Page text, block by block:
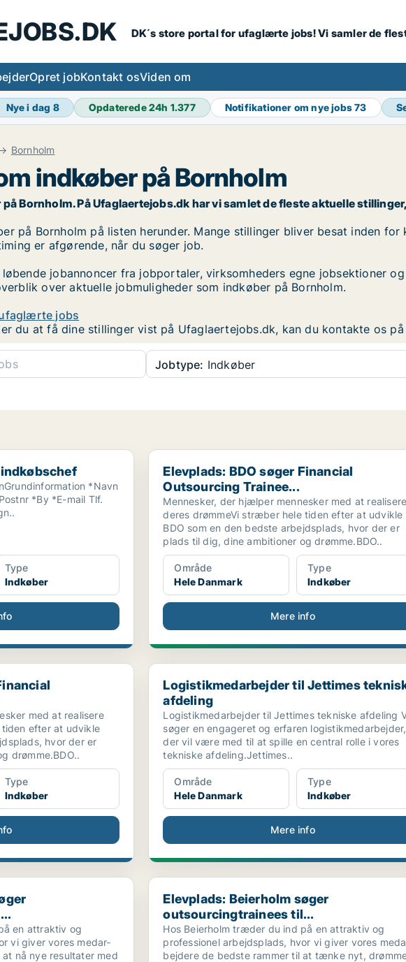
DK´s store portal for ufaglærte jobs! Vi samler de
Opret jobKontakt osViden om
Nye i dag 8 Opdaterede 24h 1.377 Notifikationer om nye jobs73
Bornholm
indkøber på Bornholm
Bornholm. På Ufaglaertejobs.dk har vi samlet de fleste aktuelle
på Bornholm på listen herunder. Mange stillinger bliver besat inden
er afgørende, når du søger job.
jobannoncer fra jobportaler, virksomheders egne jobsektioner
over aktuelle jobmuligheder som indkøber på Bornholm.
jobs
du at få dine stillinger vist på Ufaglaertejobs.dk, kan du kontakte os på
Jobtype: Indkøber
*Navn
Type
Indkøber
Elevplads: BDO søger Financial Outsourcing
Elevplads: BDO søger Financial
Outsourcing Trainee...
Mennesker, der hjælper mennesker med at realisere
deres drømmeVi stræber hele tiden efter at udvikle
BDO som en den bedste arbejdsplads, hvor der er
plads til dig, dine ambitioner og drømme.BDO..
Område
Hele Danmark
Type
Indkøber
Mere info
Outsourcing Trainee...
med at realisere
efter at udvikle
hvor der er
drømme.BDO..
Type
Indkøber
Logistikmedarbejder til Jettimes tekniske
Logistikmedarbejder til Jettimes
afdeling
Logistikmedarbejder til Jettimes tekniske afdeling Vi
søger en engageret og erfaren logistikmedarbejder,
der vil være med til at spille en central rolle i vores
tekniske afdeling.Jettimes..
Område
Hele Danmark
Type
Indkøber
Mere info
til...
en attraktiv og
vi giver vores medar­
nå nye re­sultater med
Elevplads: Beierholm søger outsourcingtrainees
Elevplads: Beierholm søger
outsourcingtrainees til...
Hos Beierholm træder du ind på en attraktiv og
professionel arbejdsplads, hvor vi giver vores
bejdere de bedste rammer til at tænke nyt,